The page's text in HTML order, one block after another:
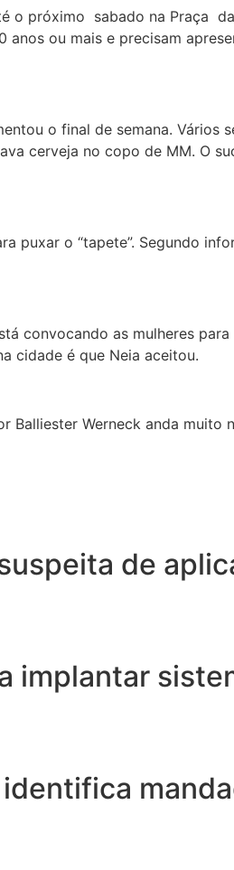
o próximo sabado na Praça
ou mais e precisam
o final de semana.
cerveja no copo de MM. O
puxar o “tapete”. Segundo
convocando as mulheres
cidade é que Neia aceitou.
Balliester Werneck anda
de
implantar